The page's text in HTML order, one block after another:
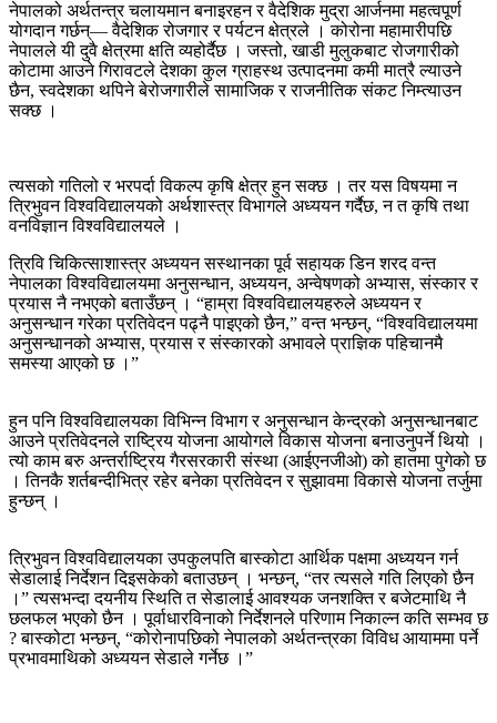
नेपालको अर्थतन्त्र चलायमान बनाइरहन र वैदेशिक मुद्रा आर्जनमा महत्वपूर्ण
योगदान गर्छन्— वैदेशिक रोजगार र पर्यटन क्षेत्रले । कोरोना महामारीपछि
नेपालले यी दुवै क्षेत्रमा क्षति व्यहोर्दैछ । जस्तो, खाडी मुलुकबाट रोजगारीको
कोटामा आउने गिरावटले देशका कुल ग्राहस्थ उत्पादनमा कमी मात्रै ल्याउने
छैन, स्वदेशका थपिने बेरोजगारीले सामाजिक र राजनीतिक संकट निम्त्याउन
सक्छ ।
त्यसको गतिलो र भरपर्दा विकल्प कृषि क्षेत्र हुन सक्छ । तर यस विषयमा न
त्रिभुवन विश्वविद्यालयको अर्थशास्त्र विभागले अध्ययन गर्दैछ, न त कृषि तथा
वनविज्ञान विश्वविद्यालयले ।
त्रिवि चिकित्साशास्त्र अध्ययन सस्थानका पूर्व सहायक डिन शरद वन्त
नेपालका विश्वविद्यालयमा अनुसन्धान, अध्ययन, अन्वेषणको अभ्यास, संस्कार र
प्रयास नै नभएको बताउँछन् । “हाम्रा विश्वविद्यालयहरुले अध्ययन र
अनुसन्धान गरेका प्रतिवेदन पढ्नै पाइएको छैन,” वन्त भन्छन्, “विश्वविद्यालयमा
अनुसन्धानको अभ्यास, प्रयास र संस्कारको अभावले प्राज्ञिक पहिचानमै
समस्या आएको छ ।”
हुन पनि विश्वविद्यालयका विभिन्‍न विभाग र अनुसन्धान केन्द्रको अनुसन्धानबाट
आउने प्रतिवेदनले राष्ट्रिय योजना आयोगले विकास योजना बनाउनुपर्ने थियो ।
त्यो काम बरु अन्तर्राष्ट्रिय गैरसरकारी संस्था (आईएनजीओ) को हातमा पुगेको छ
। तिनकै शर्तबन्दीभित्र रहेर बनेका प्रतिवेदन र सुझावमा विकासे योजना तर्जुमा
हुन्छन् ।
त्रिभुवन विश्वविद्यालयका उपकुलपति बास्कोटा आर्थिक पक्षमा अध्ययन गर्न
सेडालाई निर्देशन दिइसकेको बताउछन् । भन्छन्, “तर त्यसले गति लिएको छैन
।” त्यसभन्दा दयनीय स्थिति त सेडालाई आवश्यक जनशक्ति र बजेटमाथि नै
छलफल भएको छैन । पूर्वाधारविनाको निर्देशनले परिणाम निकाल्न कति सम्भव छ
? बास्कोटा भन्छन्, “कोरोनापछिको नेपालको अर्थतन्त्रका विविध आयाममा पर्ने
प्रभावमाथिको अध्ययन सेडाले गर्नेछ ।”